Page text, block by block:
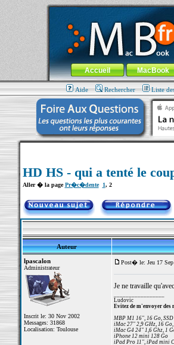
MacBook-fr.com : 100% Apple... 100% nomade !
Aller au contenu-Aller au menu
Menu général
Accueil MacBook
Aide Rechercher Liste
HD HS - qui a tenté le
Aller � la pagePr�c�dente 1, 2
Auteur
lpascalon
Administrateur
Inscrit le: 30 Nov 2002
Messages: 31868
Localisation: Toulouse
Post� le: Jeu 17 Sep
Je ne travaille
Ludovic
Evitez de m'envoyer des
MBP M1 16", 16 Go,
iMac 27" 2,9 GHz, 16
iMac G4 24" 1,6 Ghz, 1
iPhone 12 mini 128 Go
iPad Pro 11", iPad mini